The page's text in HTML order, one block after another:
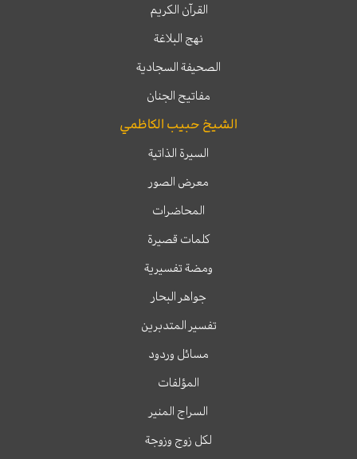
القرآن الكريم
نهج البلاغة
الصحيفة السجادية
مفاتيح الجنان
الشيخ حبيب الكاظمي
السيرة الذاتية
معرض الصور
المحاضرات
كلمات قصيرة
ومضة تفسيرية
جواهر البحار
تفسير المتدبرين
مسائل وردود
المؤلفات
السراج المنير
لكل زوج وزوجة